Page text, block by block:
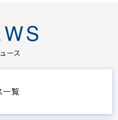
ース
一覧